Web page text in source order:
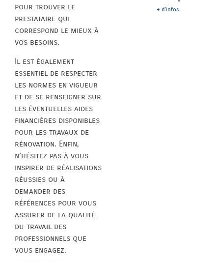
pour trouver le
prestataire qui
correspond le mieux à
vos besoins.
Il est également
essentiel de respecter
les normes en vigueur
et de se renseigner sur
les éventuelles aides
financières disponibles
pour les travaux de
rénovation. Enfin,
n’hésitez pas à vous
inspirer de réalisations
réussies ou à
demander des
références pour vous
assurer de la qualité
du travail des
professionnels que
vous engagez.
+ d'infos